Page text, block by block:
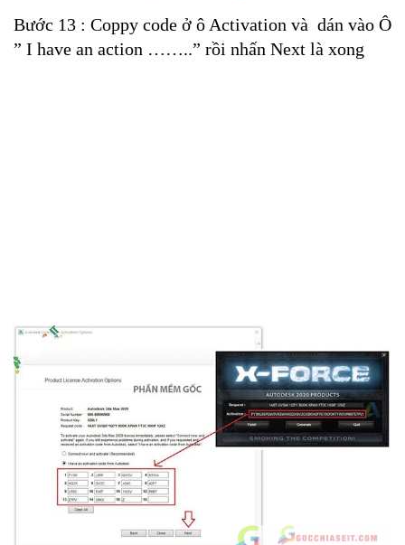
Bước 13 : Coppy code ở ô Activation và dán vào Ô
” I have an action ……..” rồi nhấn Next là xong